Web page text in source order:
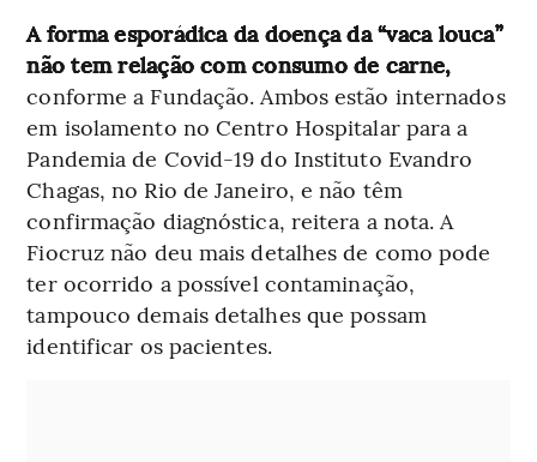
A forma esporádica da doença da “vaca louca”
não tem relação com consumo de carne,
conforme a Fundação. Ambos estão internados
em isolamento no Centro Hospitalar para a
Pandemia de Covid-19 do Instituto Evandro
Chagas, no Rio de Janeiro, e não têm
confirmação diagnóstica, reitera a nota. A
Fiocruz não deu mais detalhes de como pode
ter ocorrido a possível contaminação,
tampouco demais detalhes que possam
identificar os pacientes.